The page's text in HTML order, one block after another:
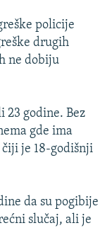
policije
drugih
ne dobiju
23 godine. Bez
gde ima
je 18-godišnji
da su pogibije
slučaj, ali je